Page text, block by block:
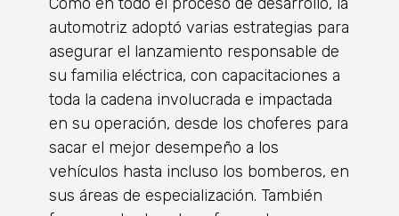
automotriz adoptó varias estrategias para
asegurar el lanzamiento responsable de
su familia eléctrica, con capacitaciones a
toda la cadena involucrada e impactada
en su operación, desde los choferes para
sacar el mejor desempeño a los
vehículos hasta incluso los bomberos, en
sus áreas de especialización. También